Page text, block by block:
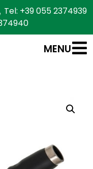
Tel: +39 055 2374939
MENU